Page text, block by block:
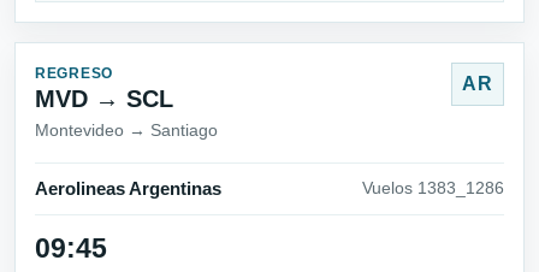
REGRESO
MVD → SCL
Montevideo → Santiago
AR
Aerolineas Argentinas Vuelos 1383_1286
09:45